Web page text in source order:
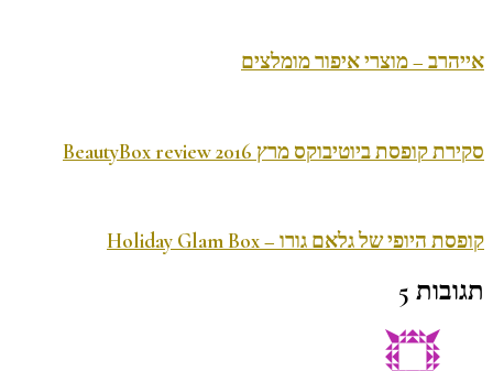
אייהרב – מוצרי איפור מומלצים
סקירת קופסת ביוטיבוקס מרץ 2016 BeautyBox review
קופסת היופי של גלאם גורו – Holiday Glam Box
תגובות 5